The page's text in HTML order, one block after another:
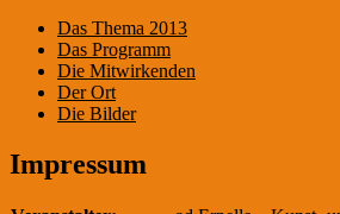
Das Thema 2013
Das Programm
Die Mitwirkenden
Der Ort
Die Bilder
Impressum